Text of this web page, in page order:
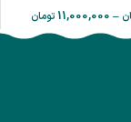
–
11,000,000 تومان